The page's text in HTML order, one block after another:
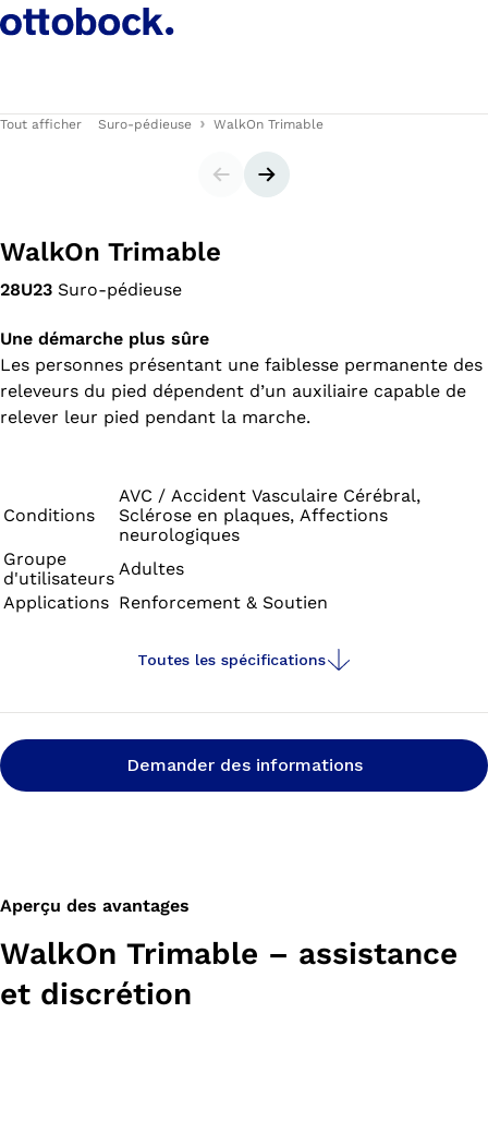
Tout afficher Suro-pédieuse WalkOn Trimable
CarrouselBannière suivante
WalkOn Trimable
28U23 Suro-pédieuse
Une démarche plus sûre
Les personnes présentant une faiblesse permanente des
releveurs du pied dépendent d’un auxiliaire capable de
relever leur pied pendant la marche.
Conditions
AVC / Accident Vasculaire Cérébral,
Sclérose en plaques, Affections
neurologiques
Groupe
d'utilisateurs Adultes
Applications Renforcement & Soutien
Toutes les spécifications
Demander des informations
Aperçu des avantages
WalkOn Trimable – assistance
et discrétion